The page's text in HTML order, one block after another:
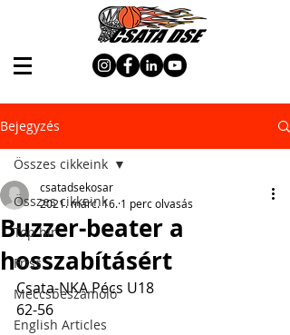
Bejegyzés
Összes cikkeink
Top hír
Friss
Meccsbeszámoló
English Articles
Összes cikkeink
Buzzer-beater a
hosszabításért
csatadsekosar
2021. márc. 16. 1 perc olvasás
Csata-NKA Pécs U18
62-56